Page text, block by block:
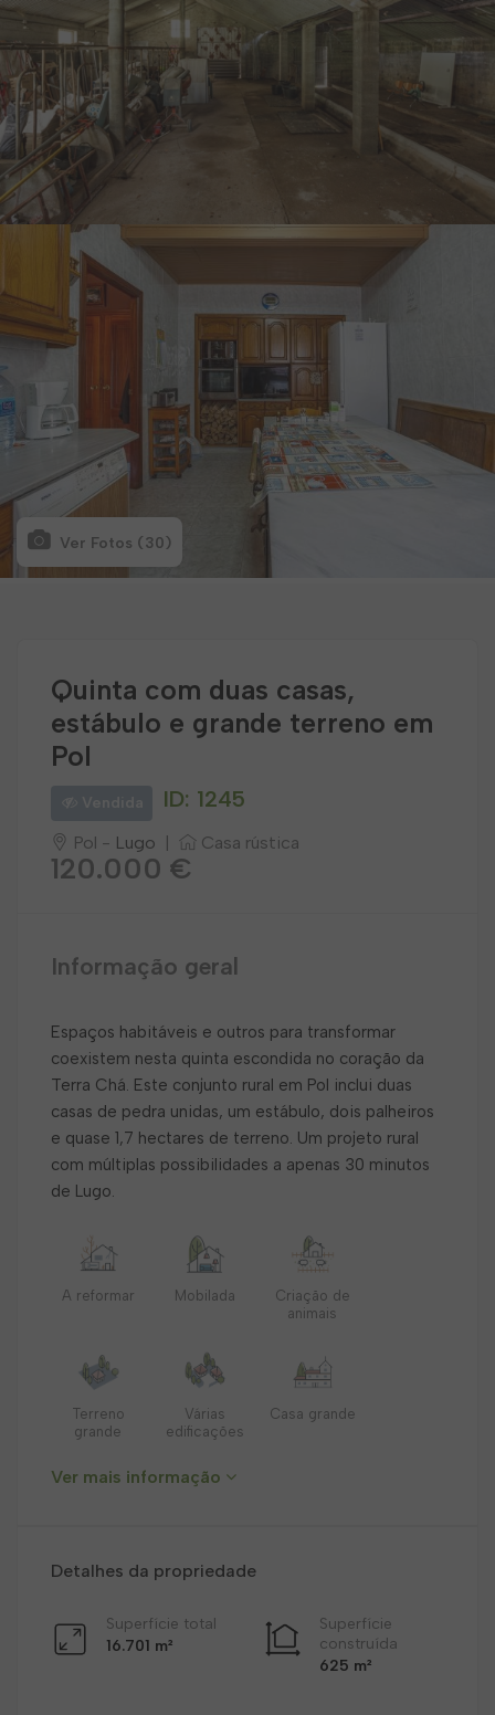
Ver Fotos (30)
Quinta com duas casas,
estábulo e grande terreno em
Pol
ID: 1245
Pol - Lugo Casa rústica
120.000 €
Informação geral
Espaços habitáveis e outros para transformar
coexistem nesta quinta escondida no coração da
Terra Chá. Este conjunto rural em Pol inclui duas
casas de pedra unidas, um estábulo, dois palheiros
e quase 1,7 hectares de terreno. Um projeto rural
com múltiplas possibilidades a apenas 30 minutos
de Lugo.
A reformar Mobilada
Criação de
animais
Terreno
grande
Várias
edificações
Casa grande
Ver mais informação
Detalhes da propriedade
Superfície total
16.701 m²
Superfície
construída
625 m²